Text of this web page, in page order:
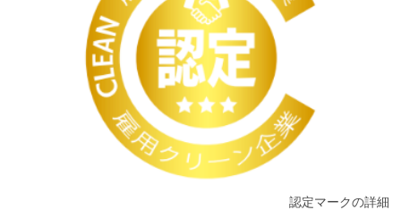
認定マークの詳細